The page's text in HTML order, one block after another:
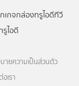
เกจกล่องทรูไอดีทีวี
ไอดี
ายความเป็นส่วนตัว
เรา